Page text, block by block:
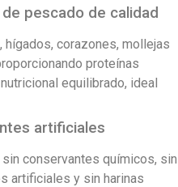
pescado de calidad
hígados, corazones, mollejas
proteínas
equilibrado, ideal
artificiales
conservantes químicos, sin
artificiales y sin harinas